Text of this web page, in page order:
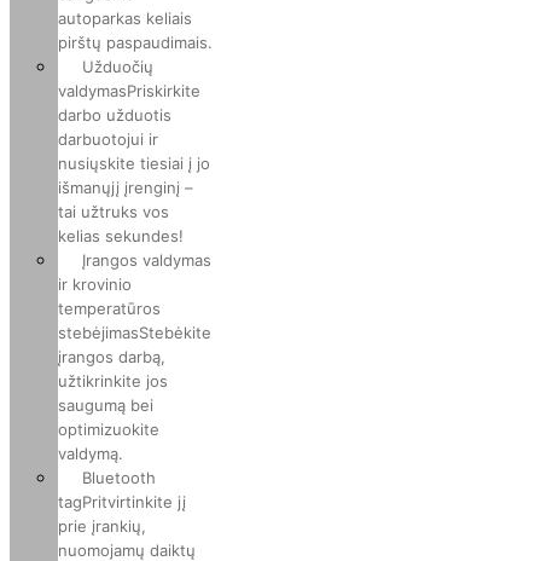
autoparkas keliais
pirštų paspaudimais.
Užduočių
valdymasPriskirkite
darbo užduotis
darbuotojui ir
nusiųskite tiesiai į jo
išmanųjį įrenginį –
tai užtruks vos
kelias sekundes!
Įrangos valdymas
ir krovinio
temperatūros
stebėjimasStebėkite
įrangos darbą,
užtikrinkite jos
saugumą bei
optimizuokite
valdymą.
Bluetooth
tagPritvirtinkite jį
prie įrankių,
nuomojamų daiktų